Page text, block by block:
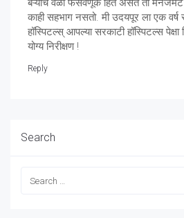
बऱ्याच वेळा फसवणूक हित असते ती
काही सहभाग नसतो. मी उदयपूर ला एक
हॉस्पिटल्स् आपल्या सरकाटी हॉस्पिटल्स
योग्य निरीक्षण !
Reply
Search